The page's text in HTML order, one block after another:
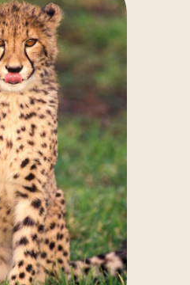
de mieux
naturels, loin des
pause à la mini-ferme
pour approcher
autres animaux familiers.
qui fera le bonheur